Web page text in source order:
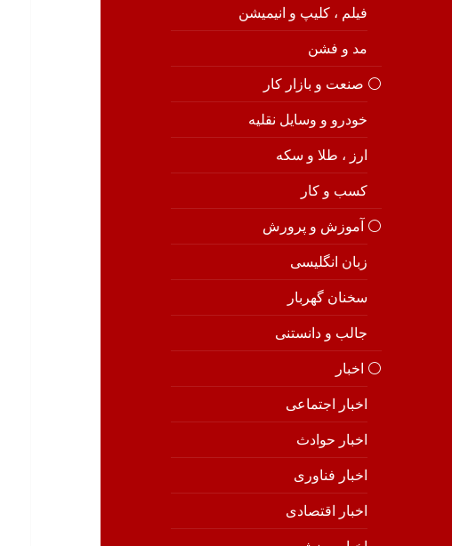
فیلم ، کلیپ و انیمیشن
مد و فشن
⚪️ صنعت و بازار کار
خودرو و وسایل نقلیه
ارز ، طلا و سکه
کسب و کار
⚪️ آموزش و پرورش
زبان انگلیسی
سخنان گهربار
جالب و دانستنی
⚪️ اخبار
اخبار اجتماعی
اخبار حوادث
اخبار فناوری
اخبار اقتصادی